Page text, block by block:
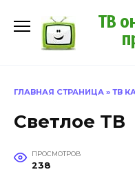
содержанию
ТВ
ГЛАВНАЯ СТРАНИЦА » ТВ
Светлое ТВ
ПРОСМОТРОВ
238